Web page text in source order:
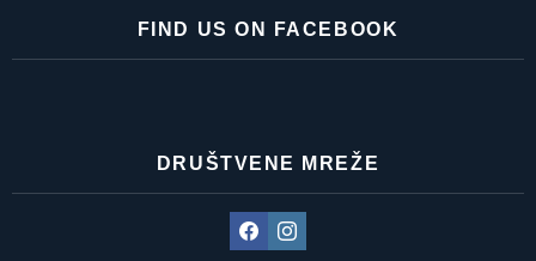
FIND US ON FACEBOOK
DRUŠTVENE MREŽE
FacebookInstagram